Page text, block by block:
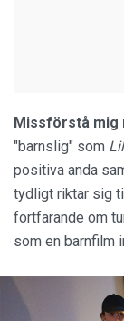
Missförstå mig
"barnslig" som
positiva anda
tydligt riktar sig
fortfarande om
som en barnfilm